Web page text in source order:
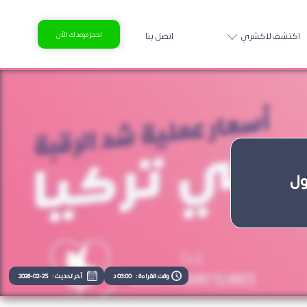
اكتشف لاكشري اتصل بنا احجز موعدك الآن
وقت القراءة : 03:00 د آخر تحديث : 2026-02-25